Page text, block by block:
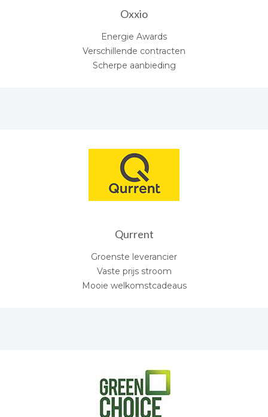
Oxxio
Energie Awards
Verschillende contracten
Scherpe aanbieding
Qurrent
Groenste leverancier
Vaste prijs stroom
Mooie welkomstcadeaus